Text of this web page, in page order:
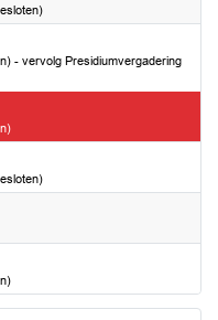
- vervolg Presidiumvergadering